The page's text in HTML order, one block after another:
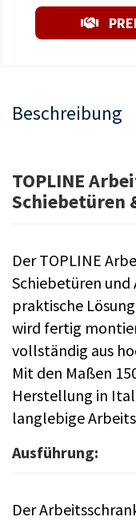
Beschreibung
TOPLINE
Schiebetüren
Der TOPLINE
Schiebetüren
praktische
wird fertig
vollständig aus
Mit den Maßen
Herstellung in
langlebige
Ausführung:
Der